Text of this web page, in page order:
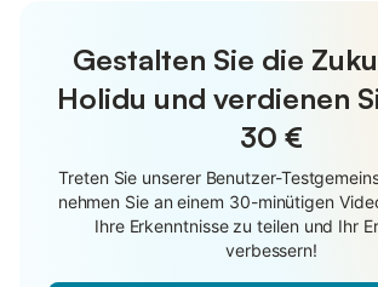
Gestalten Sie die
Holidu und verdienen
30 €
Treten Sie unserer Benutzer-
nehmen Sie an einem 30-minütigen
Ihre Erkenntnisse zu teilen und Ihr
verbessern!